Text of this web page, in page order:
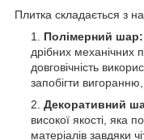
Плитка складається з
Полімерний шар:
дрібних механічних
довговічність
запобігти
Декоративний
високої якості, яка
матеріалів завдяки